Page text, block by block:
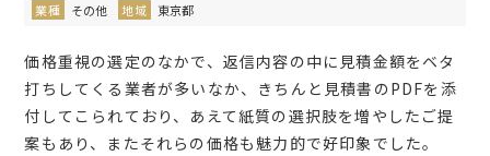
業種 その他 地域 東京都
価格重視の選定のなかで、返信内容の中に見積金額をベタ
打ちしてくる業者が多いなか、きちんと見積書のPDFを添
付してこられており、あえて紙質の選択肢を増やしたご提
案もあり、またそれらの価格も魅力的で好印象でした。